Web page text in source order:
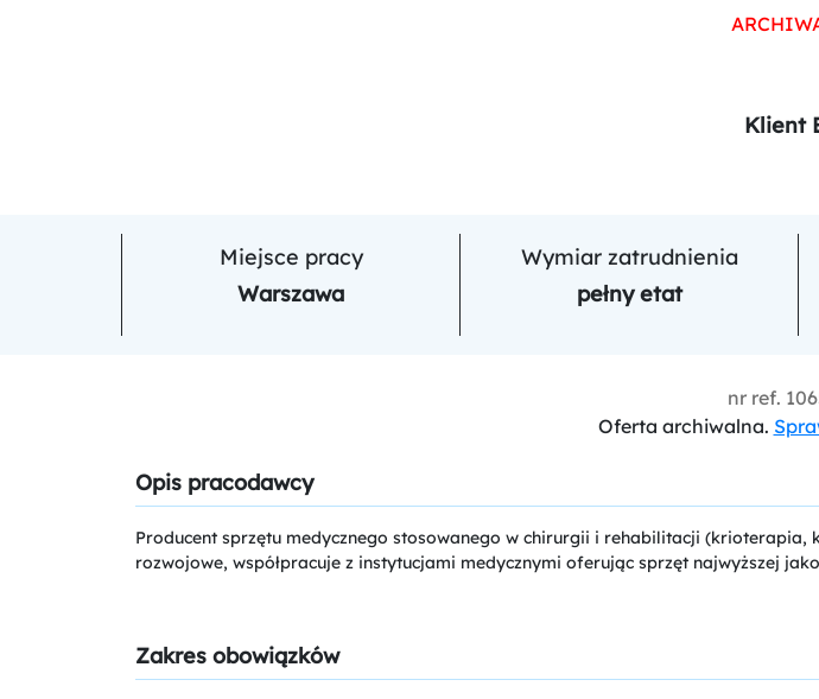
Klient
Miejsce pracy
Warszawa
Wymiar zatrudnienia
pełny etat
nr ref.
Oferta archiwalna.
Opis pracodawcy
Producent sprzętu medycznego stosowanego w chirurgii i rehabilitacji
rozwojowe, współpracuje z instytucjami medycznymi oferując sprzęt najwyższej
Zakres obowiązków